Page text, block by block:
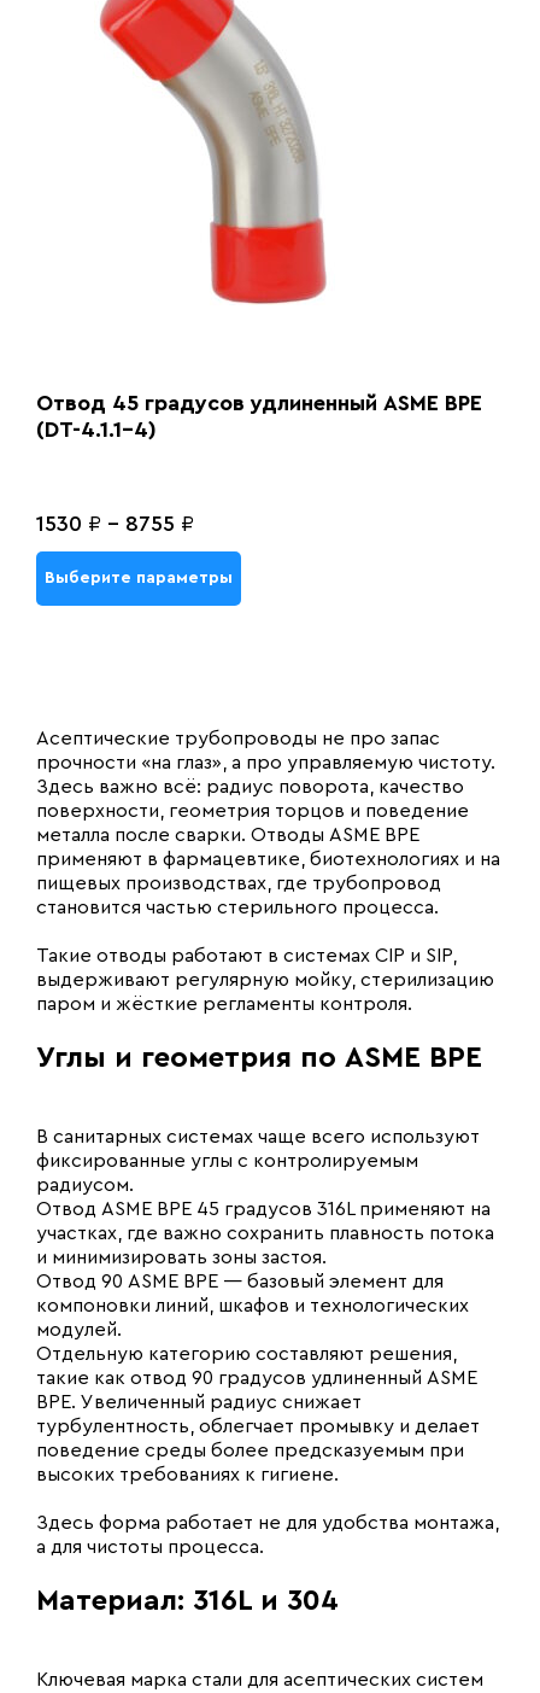
Отвод 45 градусов удлиненный ASME BPE
(DT-4.1.1-4)
1530 ₽ - 8755 ₽
Выберите параметры
Асептические трубопроводы не про запас
прочности «на глаз», а про управляемую чистоту.
Здесь важно всё: радиус поворота, качество
поверхности, геометрия торцов и поведение
металла после сварки. Отводы ASME BPE
применяют в фармацевтике, биотехнологиях и на
пищевых производствах, где трубопровод
становится частью стерильного процесса.
Такие отводы работают в системах CIP и SIP,
выдерживают регулярную мойку, стерилизацию
паром и жёсткие регламенты контроля.
Углы и геометрия по ASME BPE
В санитарных системах чаще всего используют
фиксированные углы с контролируемым
радиусом.
Отвод ASME BPE 45 градусов 316L применяют на
участках, где важно сохранить плавность потока
и минимизировать зоны застоя.
Отвод 90 ASME BPE — базовый элемент для
компоновки линий, шкафов и технологических
модулей.
Отдельную категорию составляют решения,
такие как отвод 90 градусов удлиненный ASME
BPE. Увеличенный радиус снижает
турбулентность, облегчает промывку и делает
поведение среды более предсказуемым при
высоких требованиях к гигиене.
Здесь форма работает не для удобства монтажа,
а для чистоты процесса.
Материал: 316L и 304
Ключевая марка стали для асептических систем